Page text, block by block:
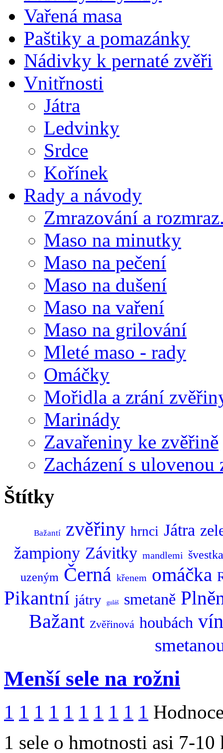
Vařená masa
Paštiky a pomazánky
Nádivky k pernaté zvěři
Vnitřnosti
Játra
Ledvinky
Srdce
Kořínek
Rady a návody
Zmrazování a
Maso na minutky
Maso na pečení
Maso na dušení
Maso na vaření
Maso na grilování
Mleté maso - rady
Omáčky
Mořidla a zrání
Marinády
Zavařeniny ke zvěřině
Zacházení s ulovenou
Štítky
Bažantí zvěřiny hrnci Játra
žampiony Závitky mandlemi
uzeným Černá křenem omáčka
Pikantní játry guláš smetaně
Bažant Zvěřinová houbách
Menší sele na rožni
1 1 1 1 1 1 1 1 1 1
1 sele o hmotnosti asi 7-10